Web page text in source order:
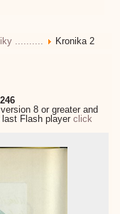
..........
Kronika 2
8 or greater and
last Flash playerclick